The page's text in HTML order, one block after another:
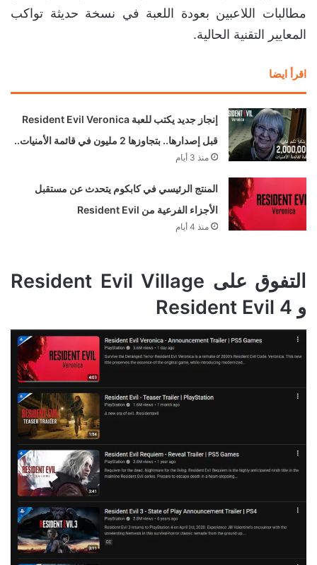
مطالبات اللاعبين بعودة اللعبة في نسخة حديثة تواكب
المعايير التقنية الحالية.
اقرأ ايضا
إنجاز جديد يكتب للعبة Resident Evil Veronica
قبل إصدارها.. بتجاوزها 2 مليون في قائمة الأمنيات..
منذ 3 أيام
المنتج الرئيسي في كابكوم يتحدث عن مستقبل
الأجزاء الفرعية من Resident Evil
منذ 4 أيام
التفوق على Resident Evil Village
و Resident Evil 4